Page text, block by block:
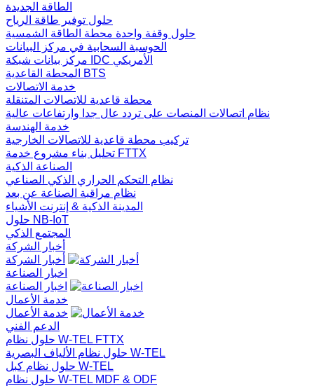
الطاقة الجديدة
حلول توفير طاقة الرياح
حلول وقفة واحدة محطة الطاقة الشمسية
الحوسبة السحابية في مركز البيانات
مركز بيانات شبكة IDC الأمريكي
المحطة القاعدية BTS
خدمة الاتصالات
محطة قاعدية للاتصالات المتنقلة
نظام اتصالات المنصات على تردد عال جدا وارتفاعات عالية
خدمة الهندسة
تركيب محطة قاعدية للاتصالات الخارجية
تحليل بناء مشروع خدمة FTTX
الصناعة الذكية
نظام التحكم الحراري الذكي الصناعي
نظام مراقبة الصناعة عن بعد
المدينة الذكية & إنترنت الأشياء
حلول NB-IoT
المجتمع الذكي
أخبار الشركة
أخبار الشركة
اخبار الصناعة
اخبار الصناعة
خدمة الأعمال
خدمة الأعمال
الدعم الفني
حلول نظام W-TEL FTTX
حلول نظام الألياف البصرية W-TEL
حلول نظام كبل W-TEL
حلول نظام W-TEL MDF & ODF